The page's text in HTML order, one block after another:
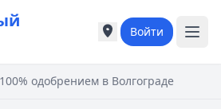
Города России
Москва
Города России
Москва
Войти
одобрением в Волгограде